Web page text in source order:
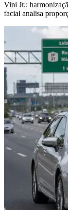
Vini Jr.:
facial analisa